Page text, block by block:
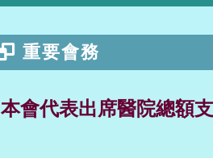
重要會務
本會代表出席醫院總額